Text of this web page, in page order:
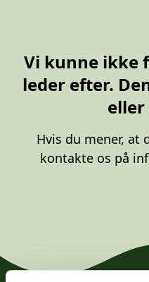
Vi kunne ikke
leder efter.
Hvis du mener, at
kontakte os på